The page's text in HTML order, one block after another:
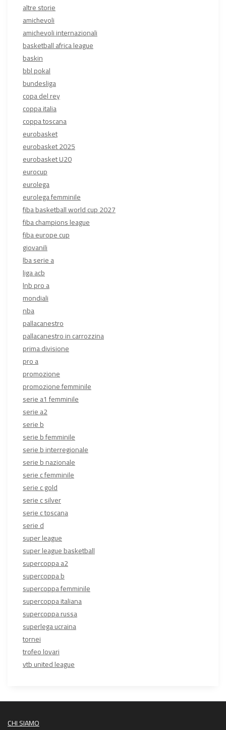
altre storie
amichevoli
amichevoli internazionali
basketball africa league
baskin
bbl pokal
bundesliga
copa del rey
coppa italia
coppa toscana
eurobasket
eurobasket 2025
eurobasket U20
eurocup
eurolega
eurolega femminile
fiba basketball world cup 2027
fiba champions league
fiba europe cup
giovanili
lba serie a
liga acb
lnb pro a
mondiali
nba
pallacanestro
pallacanestro in carrozzina
prima divisione
pro a
promozione
promozione femminile
serie a1 femminile
serie a2
serie b
serie b femminile
serie b interregionale
serie b nazionale
serie c femminile
serie c gold
serie c silver
serie c toscana
serie d
super league
super league basketball
supercoppa a2
supercoppa b
supercoppa femminile
supercoppa italiana
supercoppa russa
superlega ucraina
tornei
trofeo lovari
vtb united league
CHI SIAMO